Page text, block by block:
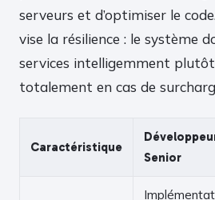
serveurs et d’optimiser le
vise la résilience : le système
services intelligemment plutôt
totalement en cas de
Caractéristique
Senior